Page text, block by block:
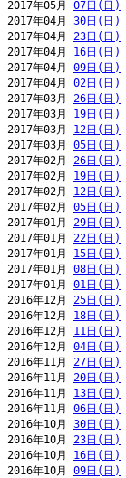
2017年05月 07日(日)
2017年04月 30日(日)
2017年04月 23日(日)
2017年04月 16日(日)
2017年04月 09日(日)
2017年04月 02日(日)
2017年03月 26日(日)
2017年03月 19日(日)
2017年03月 12日(日)
2017年03月 05日(日)
2017年02月 26日(日)
2017年02月 19日(日)
2017年02月 12日(日)
2017年02月 05日(日)
2017年01月 29日(日)
2017年01月 22日(日)
2017年01月 15日(日)
2017年01月 08日(日)
2017年01月 01日(日)
2016年12月 25日(日)
2016年12月 18日(日)
2016年12月 11日(日)
2016年12月 04日(日)
2016年11月 27日(日)
2016年11月 20日(日)
2016年11月 13日(日)
2016年11月 06日(日)
2016年10月 30日(日)
2016年10月 23日(日)
2016年10月 16日(日)
2016年10月 09日(日)